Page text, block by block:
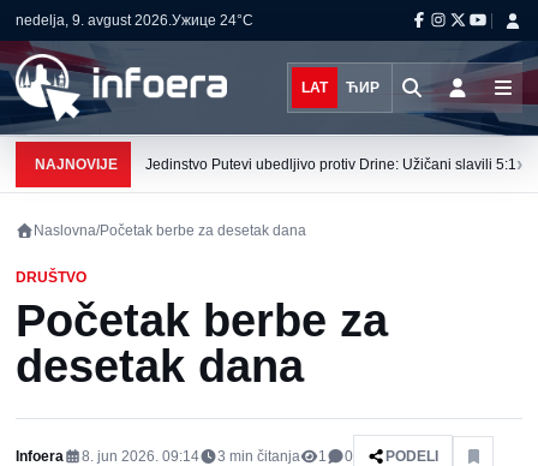
nedelja, 9. avgust 2026.Ужице 24°C
LAT ЋИР
NAJNOVIJE Jedinstvo Putevi ubedljivo protiv Drine: Užičani slavili 5:1›
Naslovna/Početak berbe za desetak dana
DRUŠTVO
Početak berbe za
desetak dana
Infoera 8. jun 2026. 09:14 3 min čitanja 1 0 PODELI